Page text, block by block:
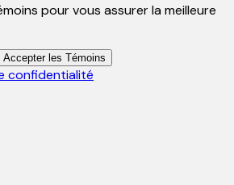
pour vous assurer la meilleure
Accepter les Témoins
confidentialité